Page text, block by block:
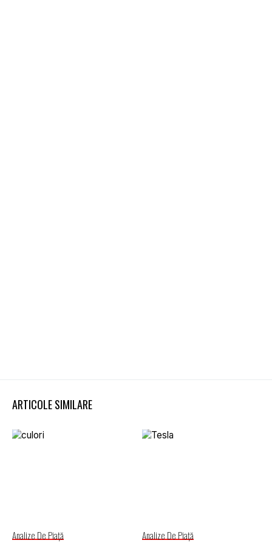
ARTICOLE SIMILARE
Analize De Piață Analize De Piață